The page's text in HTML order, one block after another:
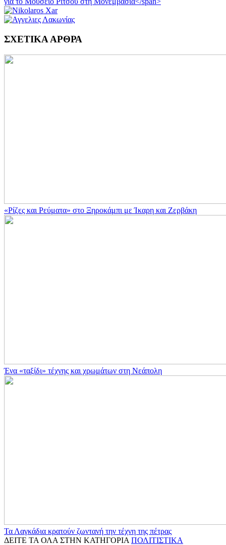
ΣΧΕΤΙΚΑ ΑΡΘΡΑ
«Ρίζες και Ρεύματα» στο Ξηροκάμπι με Ίκαρη και Ζερβάκη
Ένα «ταξίδι» τέχνης και χρωμάτων στη Νεάπολη
Τα Λαγκάδια κρατούν ζωντανή την τέχνη της πέτρας
ΔΕΙΤΕ ΤΑ ΟΛΑ ΣΤΗΝ ΚΑΤΗΓΟΡΙΑ ΠΟΛΙΤΙΣΤΙΚΑ